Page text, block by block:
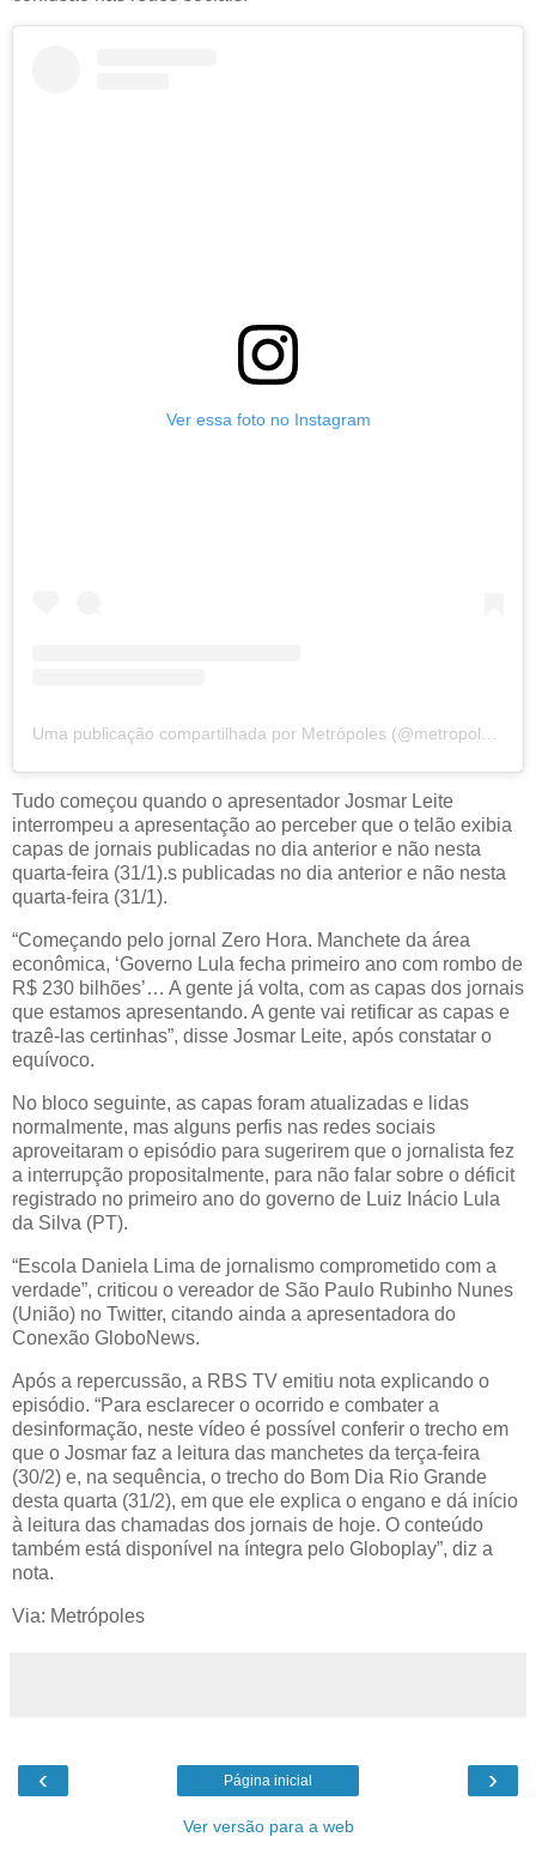
Ver essa foto no Instagram
Tudo começou quando o apresentador Josmar Leite
interrompeu a apresentação ao perceber que o telão exibia
capas de jornais publicadas no dia anterior e não nesta
quarta-feira (31/1).s publicadas no dia anterior e não nesta
quarta-feira (31/1).
“Começando pelo jornal Zero Hora. Manchete da área
econômica, ‘Governo Lula fecha primeiro ano com rombo de
R$ 230 bilhões’… A gente já volta, com as capas dos jornais
que estamos apresentando. A gente vai retificar as capas e
trazê-las certinhas”, disse Josmar Leite, após constatar o
equívoco.
No bloco seguinte, as capas foram atualizadas e lidas
normalmente, mas alguns perfis nas redes sociais
aproveitaram o episódio para sugerirem que o jornalista fez
a interrupção propositalmente, para não falar sobre o déficit
registrado no primeiro ano do governo de Luiz Inácio Lula
da Silva (PT).
“Escola Daniela Lima de jornalismo comprometido com a
verdade”, criticou o vereador de São Paulo Rubinho Nunes
(União) no Twitter, citando ainda a apresentadora do
Conexão GloboNews.
Após a repercussão, a RBS TV emitiu nota explicando o
episódio. “Para esclarecer o ocorrido e combater a
desinformação, neste vídeo é possível conferir o trecho em
que o Josmar faz a leitura das manchetes da terça-feira
(30/2) e, na sequência, o trecho do Bom Dia Rio Grande
desta quarta (31/2), em que ele explica o engano e dá início
à leitura das chamadas dos jornais de hoje. O conteúdo
também está disponível na íntegra pelo Globoplay”, diz a
nota.
Via: Metrópoles
‹ ›
Página inicial
Ver versão para a web